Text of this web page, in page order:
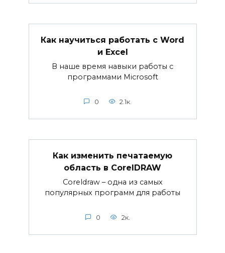
Как научиться работать с Word
и Excel
В наше время навыки работы с
программами Microsoft
0 2.1к.
Как изменить печатаемую
область в CorelDRAW
Coreldraw – одна из самых
популярных программ для работы
0 2к.